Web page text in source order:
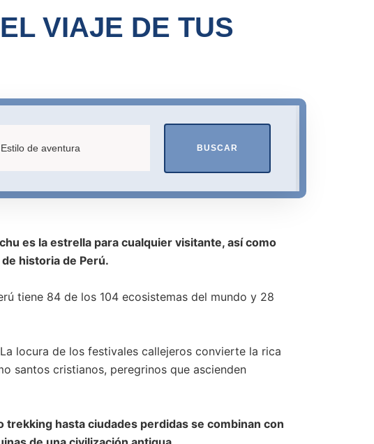
VIAJE DE TUS
BUSCAR
es la estrella para cualquier visitante, así como
historia de Perú.
tiene 84 de los 104 ecosistemas del mundo y 28
locura de los festivales callejeros convierte la rica
santos cristianos, peregrinos que ascienden
hasta ciudades perdidas se combinan con